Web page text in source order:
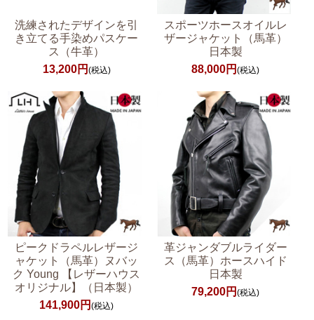
洗練されたデザインを引
き立てる手染めパスケー
ス（牛革）
13,200円 (税込)
スポーツホースオイルレ
ザージャケット（馬革）
日本製
88,000円(税込)
ピークドラペルレザージ
ャケット（馬革）ヌバッ
ク Young 【レザーハウス
オリジナル】（日本製）
141,900円(税込)
革ジャンダブルライダー
ス（馬革）ホースハイド
日本製
79,200円(税込)